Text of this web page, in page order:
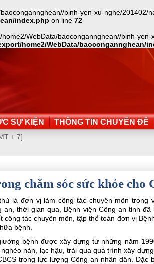
binh-yen-xu-nghe/
index.php on line 72
WebData/baocongannghean//binh-
home2/WebData/baocongannghean/
SỰ KIỆN THÔNG TIN CHUYÊN ĐỀ
+ 7]
chăm sóc sức khỏe cho
là đơn vị làm công tác chuyên môn
an, thời gian qua, Bệnh viện Công an tỉnh
công tác chuyên môn, tập thể toàn đơn vị
bệnh.
bệnh được xây dựng từ những năm
nàn, lạc hậu, trải qua quá trình xây
trong lực lượng Công an nhân dân. Đặc